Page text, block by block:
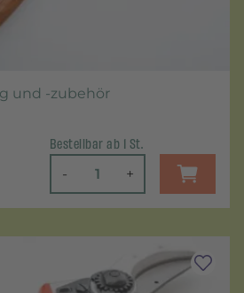
und -zubehör
Bestellbar ab 1 St.
- +